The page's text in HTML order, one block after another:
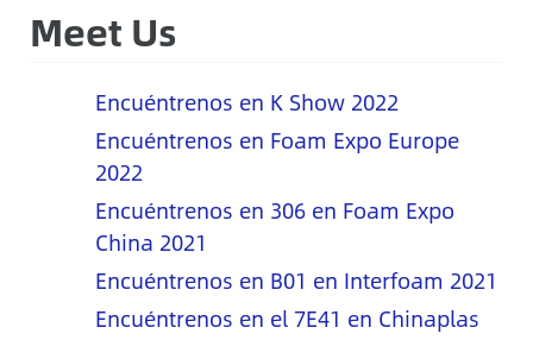
Meet Us
Encuéntrenos en K Show 2022
Encuéntrenos en Foam Expo Europe
2022
Encuéntrenos en 306 en Foam Expo
China 2021
Encuéntrenos en B01 en Interfoam 2021
Encuéntrenos en el 7E41 en Chinaplas